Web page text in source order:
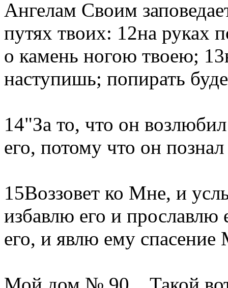
Ангелам Своим
путях твоих: 12на руках
о камень ногою твоею;
наступишь; попирать
14"За то, что он
его, потому что он
15Воззовет ко Мне, и
избавлю его и
его, и явлю ему